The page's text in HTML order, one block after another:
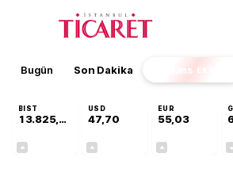
Bugün Son Dakika Finans EKSTRA
BIST
13.825,88
USD
47,70
EUR
55,03